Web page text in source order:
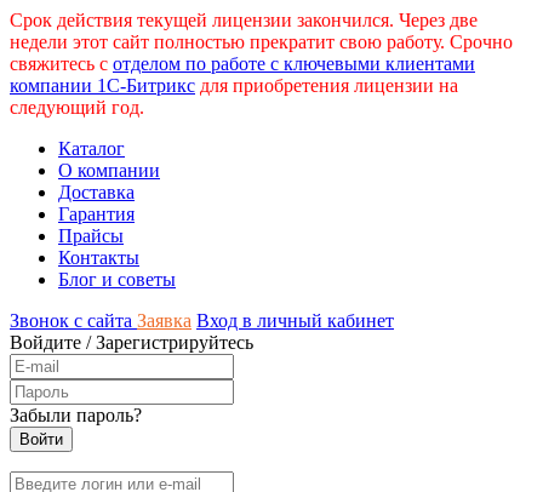
Срок действия текущей лицензии закончился. Через две
недели этот сайт полностью прекратит свою работу. Срочно
свяжитесь с отделом по работе с ключевыми клиентами
компании 1С-Битрикс для приобретения лицензии на
следующий год.
Каталог
О компании
Доставка
Гарантия
Прайсы
Контакты
Блог и советы
Звонок с сайта Заявка Вход в личный кабинет
Войдите /Зарегистрируйтесь
Забыли пароль?